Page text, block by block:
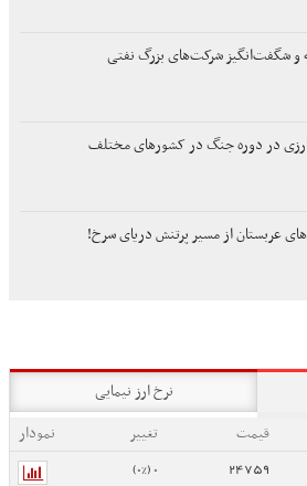
و شگفت‌انگیز شرکت‌های بزرگ نفتی
در دوره جنگ در کشورهای مختلف
عربستان از مسیر پرتنش دریای سرخ!
نرخ ارز نیمایی
قیمت تغییر
نمودار
24759
0 (0%)